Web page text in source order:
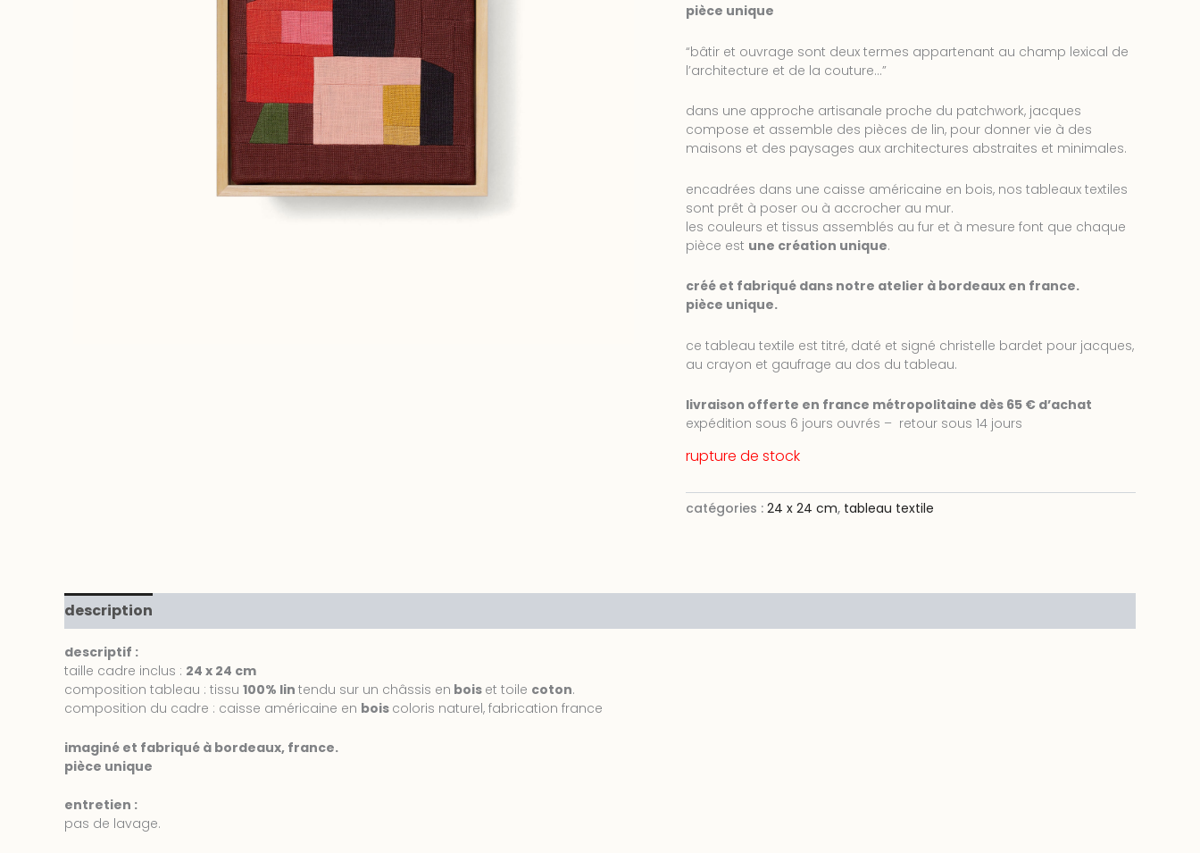
pièce unique
“bâtir et ouvrage sont deux termes appartenant au champ lexical de
l’architecture et de la couture…”
dans une approche artisanale proche du patchwork, jacques
compose et assemble des pièces de lin, pour donner vie à des
maisons et des paysages aux architectures abstraites et minimales.
encadrées dans une caisse américaine en bois, nos tableaux textiles
sont prêt à poser ou à accrocher au mur.
les couleurs et tissus assemblés au fur et à mesure font que chaque
pièce est une création unique.
créé et fabriqué dans notre atelier à bordeaux en france.
pièce unique.
ce tableau textile est titré, daté et signé christelle bardet pour jacques,
au crayon et gaufrage au dos du tableau.
livraison offerte en france métropolitaine dès 65 € d’achat
expédition sous 6 jours ouvrés – retour sous 14 jours
rupture de stock
catégories : 24 x 24 cm, tableau textile
description
descriptif :
taille cadre inclus : 24 x 24 cm
composition tableau : tissu 100% lin tendu sur un châssis en bois et toile coton.
composition du cadre : caisse américaine en bois coloris naturel, fabrication france
imaginé et fabriqué à bordeaux, france.
pièce unique
entretien :
pas de lavage.